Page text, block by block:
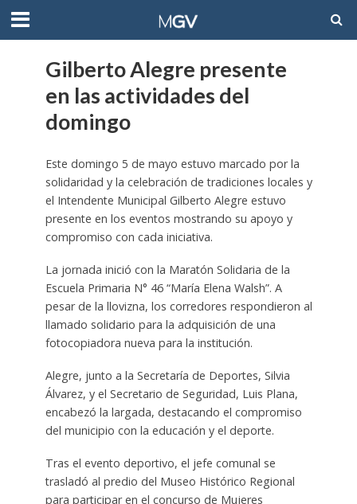
Gilberto Alegre presente
en las actividades del
domingo
Este domingo 5 de mayo estuvo marcado por la
solidaridad y la celebración de tradiciones locales y
el Intendente Municipal Gilberto Alegre estuvo
presente en los eventos mostrando su apoyo y
compromiso con cada iniciativa.
La jornada inició con la Maratón Solidaria de la
Escuela Primaria N° 46 “María Elena Walsh”. A
pesar de la llovizna, los corredores respondieron al
llamado solidario para la adquisición de una
fotocopiadora nueva para la institución.
Alegre, junto a la Secretaría de Deportes, Silvia
Álvarez, y el Secretario de Seguridad, Luis Plana,
encabezó la largada, destacando el compromiso
del municipio con la educación y el deporte.
Tras el evento deportivo, el jefe comunal se
trasladó al predio del Museo Histórico Regional
para participar en el concurso de Mujeres